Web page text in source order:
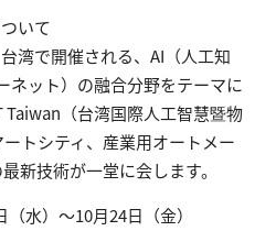
いて
湾で開催される、AI（人工知
ネット）の融合分野をテーマに
Taiwan（台湾国際人工智慧暨物
トシティ、産業用オートメー
新技術が一堂に会します。
水）～10月24日（金）